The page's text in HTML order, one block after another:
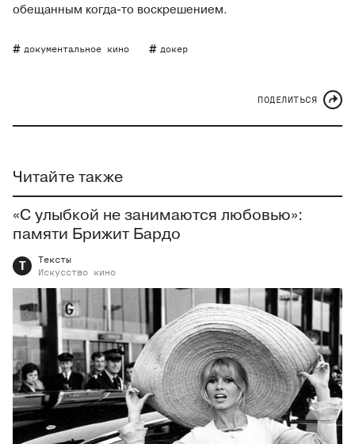
обещанным когда-то воскрешением.
документальное кино докер
ПОДЕЛИТЬСЯ
Читайте также
«С улыбкой не занимаются любовью»:
памяти Брижит Бардо
Т
Тексты
Искусство
кино